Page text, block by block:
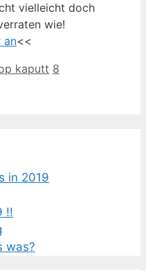
vielleicht doch
wie!
an<<
kaputt 8
in 2019
!!
was?